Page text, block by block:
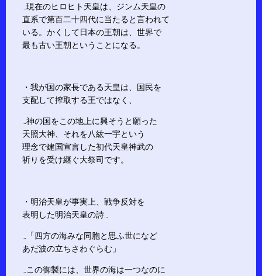
…現在のヒロヒト天皇は、ジンム天皇の
直系で第百二十四代に当たると言われて
いる。かくして日本の王朝は、世界で
最も古い王朝ということになる。
・我が国の家長である天皇は、国民を
支配して搾取する王ではなく、
…神の国をこの地上に興そうと願った
天照大神、それを八紘一宇という
理念で建国宣言した初代天皇神武の
祈りを受け継ぐ大祭司です。
・明治天皇が事実上、戦争反対を
表明した明治天皇の詩…
…「四方の海みな同胞と思ふ世になど
あだ波の立ちさわぐらむ」
…この御製には、世界の海は一つなのに